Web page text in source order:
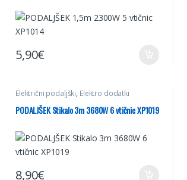
5,90€
Električni podaljški, Elektro dodatki
PODALJŠEK Stikalo 3m 3680W 6 vtičnic XP1019
8,90€